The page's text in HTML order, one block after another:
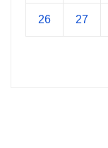
26 27